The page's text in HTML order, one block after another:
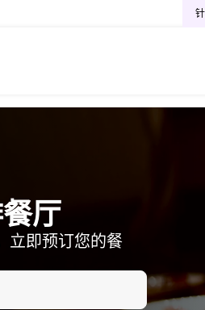
厅
立即预订您的餐